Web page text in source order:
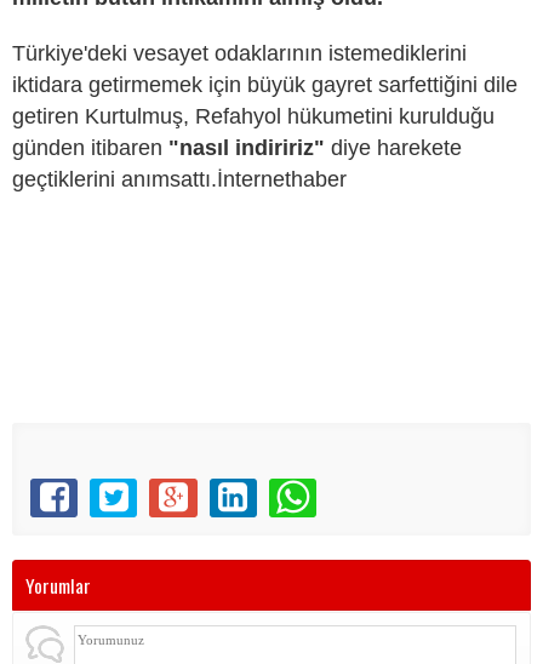
Türkiye'deki vesayet odaklarının istemediklerini
iktidara getirmemek için büyük gayret sarfettiğini dile
getiren Kurtulmuş, Refahyol hükumetini kurulduğu
günden itibaren "nasıl indiririz" diye harekete
geçtiklerini anımsattı.İnternethaber
Yorumlar